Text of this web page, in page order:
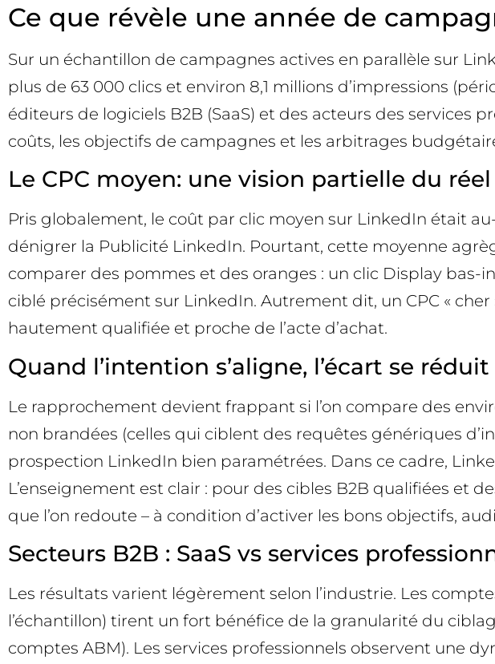
Ce que révèle une année de
Sur un échantillon de campagnes actives en parallèle sur
plus de 63 000 clics et environ 8,1 millions d’impressions
éditeurs de logiciels B2B (SaaS) et des acteurs des services
coûts, les objectifs de campagnes et les arbitrages
Le CPC moyen: une vision partielle du réel
Pris globalement, le coût par clic moyen sur LinkedIn était
dénigrer la Publicité LinkedIn. Pourtant, cette moyenne
comparer des pommes et des oranges : un clic Display bas-
ciblé précisément sur LinkedIn. Autrement dit, un CPC «
hautement qualifiée et proche de l’acte d’achat.
Quand l’intention s’aligne, l’écart se réduit
Le rapprochement devient frappant si l’on compare des
non brandées (celles qui ciblent des requêtes génériques
prospection LinkedIn bien paramétrées. Dans ce cadre,
L’enseignement est clair : pour des cibles B2B qualifiées et
que l’on redoute – à condition d’activer les bons objectifs,
Secteurs B2B : SaaS vs services
Les résultats varient légèrement selon l’industrie. Les
l’échantillon) tirent un fort bénéfice de la granularité du
comptes ABM). Les services professionnels observent une